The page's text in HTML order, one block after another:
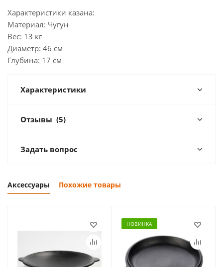
Характеристики казана:
Материал: Чугун
Вес: 13 кг
Диаметр: 46 см
Глубина: 17 см
Характеристики
Отзывы (5)
Задать вопрос
Аксессуары Похожие товары
НОВИНКА